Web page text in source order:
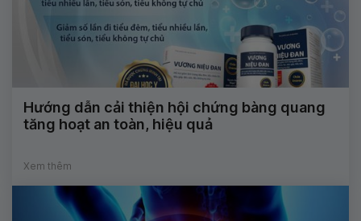
Hướng dẫn cải thiện hội chứng bàng quang
tăng hoạt an toàn, hiệu quả
Xem thêm